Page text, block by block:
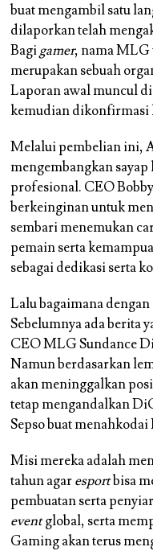
buat mengambil satu
dilaporkan telah
Bagigamer, nama MLG
merupakan sebuah
Laporan awal muncul
kemudian dikonfirmasi
Melalui pembelian ini,
mengembangkan
profesional. CEO
berkeinginan untuk
sembari menemukan
pemain serta
sebagai dedikasi serta
Lalu bagaimana
Sebelumnya ada berita
CEO MLG Sundance
Namun berdasarkan
akan meninggalkan
tetap mengandalkan
Sepso buat
Misi mereka adalah
tahun agaresportbisa
pembuatan serta
eventglobal, serta
Gaming akan terus